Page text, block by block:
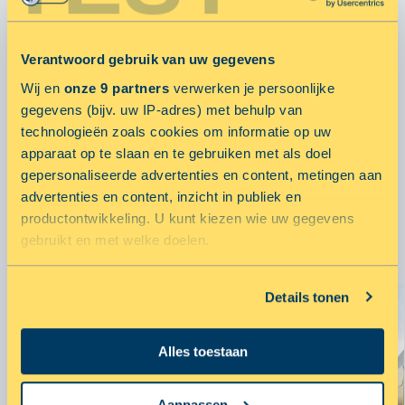
Verantwoord gebruik van uw gegevens
Wij en onze 9 partners verwerken je persoonlijke
gegevens (bijv. uw IP-adres) met behulp van
technologieën zoals cookies om informatie op uw
apparaat op te slaan en te gebruiken met als doel
gepersonaliseerde advertenties en content, metingen aan
advertenties en content, inzicht in publiek en
productontwikkeling. U kunt kiezen wie uw gegevens
gebruikt en met welke doelen.
die tot een paar meter nauwkeurig kan zijn
Uw apparaat identificeren door het actief te scannen
op specifieke eigenschappen (fingerprinting)
Lees meer over hoe uw persoonlijke gegevens worden
Details tonen
Alles toestaan
4 mei 2017 door
ALLSAFE Mini Opslag gaat voor vitaliteit met Fit20!
GERELATEERDE ARTIKELEN